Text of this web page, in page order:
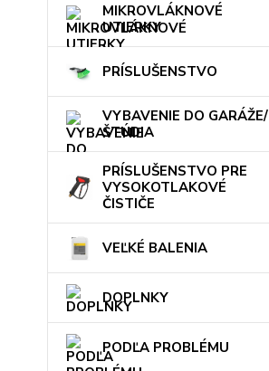
MIKROVLÁKNOVÉ
UTIERKY
PRÍSLUŠENSTVO
VYBAVENIE DO GARÁŽE/
ŠTÚDIA
PRÍSLUŠENSTVO PRE
VYSOKOTLAKOVÉ
ČISTIČE
VEĽKÉ BALENIA
DOPLNKY
PODĽA PROBLÉMU